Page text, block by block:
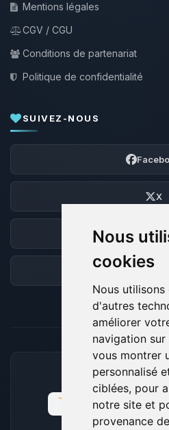
Nous
cookies
Nous
d'autres
améliorer
navigation
vous montrer
personnalisé
ciblées, pour
notre site et
provenance
Mentions légales
CGV / CGU
Conditions de partenariat
Politique de confidentialité
SUIVEZ-NOUS
X
Forum
MOYENS DE